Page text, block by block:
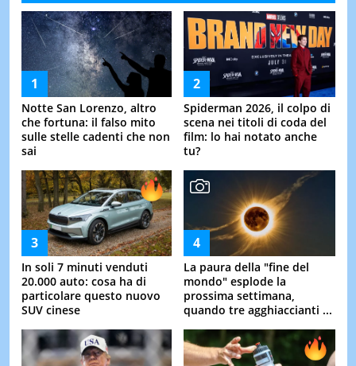
Notte San Lorenzo, altro
che fortuna: il falso mito
sulle stelle cadenti che non
sai
Spiderman 2026, il colpo di
scena nei titoli di coda del
film: lo hai notato anche
tu?
In soli 7 minuti venduti
20.000 auto: cosa ha di
particolare questo nuovo
SUV cinese
La paura della "fine del
mondo" esplode la
prossima settimana,
quando tre agghiaccianti ...